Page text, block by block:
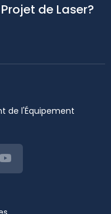
de Laser?
de l'Équipement